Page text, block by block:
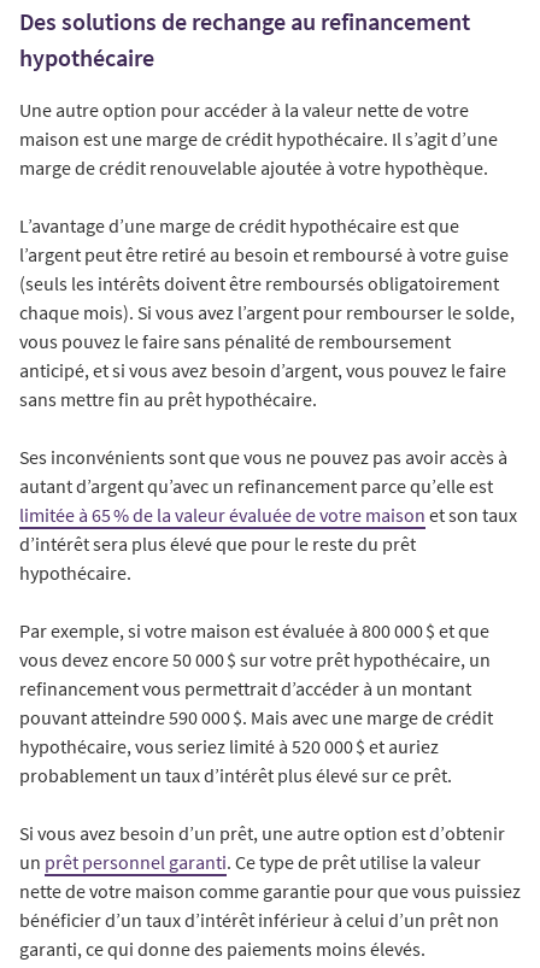
Des solutions de rechange au refinancement
hypothécaire
Une autre option pour accéder à la valeur nette de votre
maison est une marge de crédit hypothécaire. Il s’agit d’une
marge de crédit renouvelable ajoutée à votre hypothèque.
L’avantage d’une marge de crédit hypothécaire est que
l’argent peut être retiré au besoin et remboursé à votre guise
(seuls les intérêts doivent être remboursés obligatoirement
chaque mois). Si vous avez l’argent pour rembourser le solde,
vous pouvez le faire sans pénalité de remboursement
anticipé, et si vous avez besoin d’argent, vous pouvez le faire
sans mettre fin au prêt hypothécaire.
Ses inconvénients sont que vous ne pouvez pas avoir accès à
autant d’argent qu’avec un refinancement parce qu’elle est
limitée à 65 % de la valeur évaluée de votre maison et son taux
d’intérêt sera plus élevé que pour le reste du prêt
hypothécaire.
Par exemple, si votre maison est évaluée à 800 000 $ et que
vous devez encore 50 000 $ sur votre prêt hypothécaire, un
refinancement vous permettrait d’accéder à un montant
pouvant atteindre 590 000 $. Mais avec une marge de crédit
hypothécaire, vous seriez limité à 520 000 $ et auriez
probablement un taux d’intérêt plus élevé sur ce prêt.
Si vous avez besoin d’un prêt, une autre option est d’obtenir
un prêt personnel garanti. Ce type de prêt utilise la valeur
nette de votre maison comme garantie pour que vous puissiez
bénéficier d’un taux d’intérêt inférieur à celui d’un prêt non
garanti, ce qui donne des paiements moins élevés.